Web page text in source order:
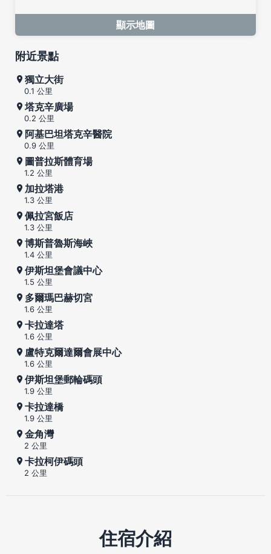
顯示地圖
附近景點
獨立大街
0.1 公里
塔克辛廣場
0.2 公里
阿基巴坦塔克辛醫院
0.9 公里
圖普拉斯體育場
1.2 公里
加拉塔港
1.3 公里
佩拉宮飯店
1.3 公里
博斯普魯斯海峽
1.4 公里
伊斯坦堡會議中心
1.5 公里
多爾瑪巴赫切宮
1.6 公里
卡拉達塔
1.6 公里
盧特克爾達爾會展中心
1.6 公里
伊斯坦堡郵輪碼頭
1.9 公里
卡拉達橋
1.9 公里
金角灣
2 公里
卡拉柯伊碼頭
2 公里
住宿介紹